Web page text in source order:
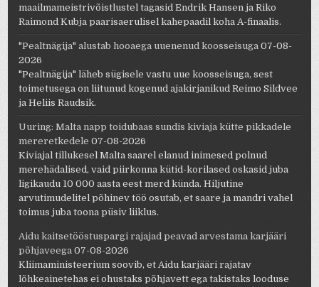
maailmameistrivõistlustel tagasid Endrik Hansen ja Riko
Raimond Kubja paarisaerulisel kahepaadil koha A-finaalis.
"Pealtnägija" alustab hooaega uuenenud koosseisuga 07-08-
2026
"Pealtnägija" läheb sügisele vastu uue koosseisuga, sest
toimetusega on liitunud kogenud ajakirjanikud Reimo Sildvee
ja Heliis Raudsik.
Uuring: Malta napp toidubaas sundis kiviaja kütte pikkadele
mereretkedele 07-08-2026
Kiviajal tillukesel Malta saarel elanud inimesed polnud
merehädalised, vaid piirkonna kütid-korilased oskasid juba
ligikaudu 10 000 aasta eest merd künda. Hiljutine
arvutimudelitel põhinev töö osutab, et saare ja mandri vahel
toimus juba toona püsiv liiklus.
Aidu kaitsetööstuspargi rajajad peavad arvestama karjääri
põhjaveega 07-08-2026
Kliimaministeerium soovib, et Aidu karjääri rajatav
lõhkeainetehas ei ohustaks põhjavett ega takistaks looduse